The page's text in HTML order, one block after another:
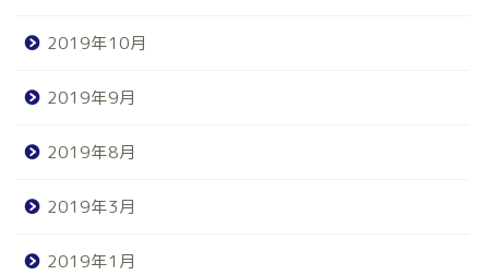
2019年10月
2019年9月
2019年8月
2019年3月
2019年1月